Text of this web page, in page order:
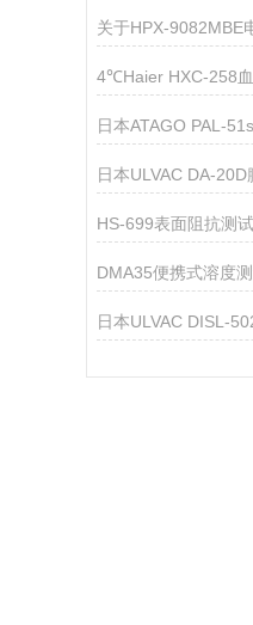
4℃Haier HXC-258
HS-699表面阻抗测